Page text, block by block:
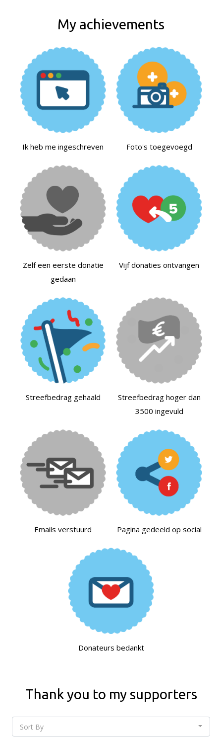
My achievements
Ik heb me ingeschreven Foto's toegevoegd
Zelf een eerste donatie
gedaan
Vijf donaties ontvangen
Streefbedrag gehaald
Streefbedrag hoger dan
3500 ingevuld
Emails verstuurd Pagina gedeeld op social
Donateurs bedankt
Thank you to my supporters
Sort By